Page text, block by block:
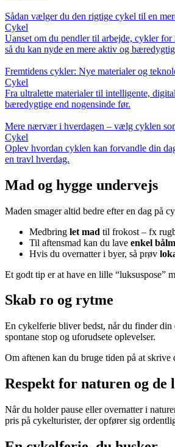
Sådan vælger du den rigtige cykel til en
Cykel
Uanset om du pendler til arbejde, cykler
så du kan nyde en mere aktiv og
Fremtidens cykler: Nye materialer og
Cykel
Fra ultralette materialer til intelligente,
bæredygtige end nogensinde før.
Mere nærvær i hverdagen – vælg cyklen
Cykel
Oplev hvordan cyklen kan forvandle din
en travl hverdag.
Mad og hygge undervejs
Maden smager altid bedre efter en dag på
Medbring let mad til frokost – fx
Til aftensmad kan du lave enkel
Hvis du overnatter i byer, så prøv
Et godt tip er at have en lille “luksuspose”
Skab ro og rytme
En cykelferie bliver bedst, når du finder
spontane stop og uforudsete oplevelser.
Om aftenen kan du bruge tiden på at
Respekt for naturen og de
Når du holder pause eller overnatter i
pris på cykelturister, der opfører sig